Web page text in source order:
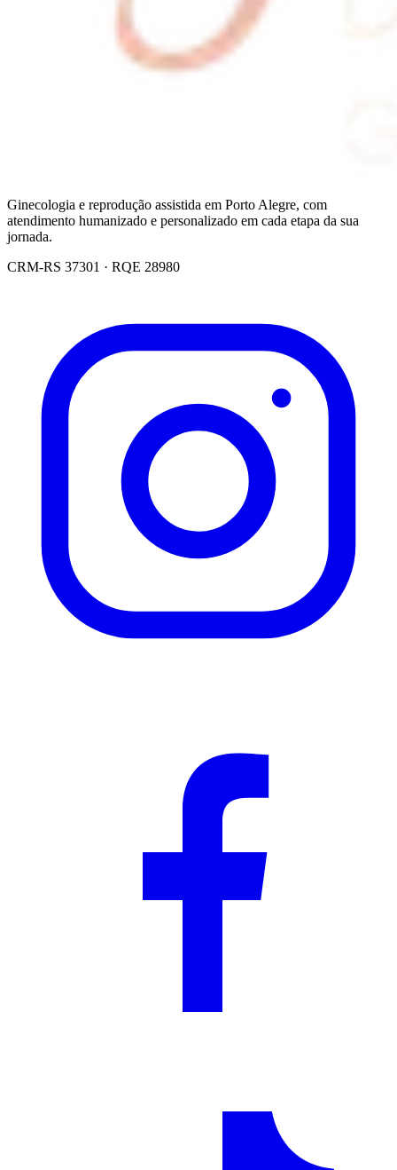
Ginecologia e reprodução assistida em Porto Alegre, com
atendimento humanizado e personalizado em cada etapa da sua
jornada.
CRM-RS 37301 · RQE 28980